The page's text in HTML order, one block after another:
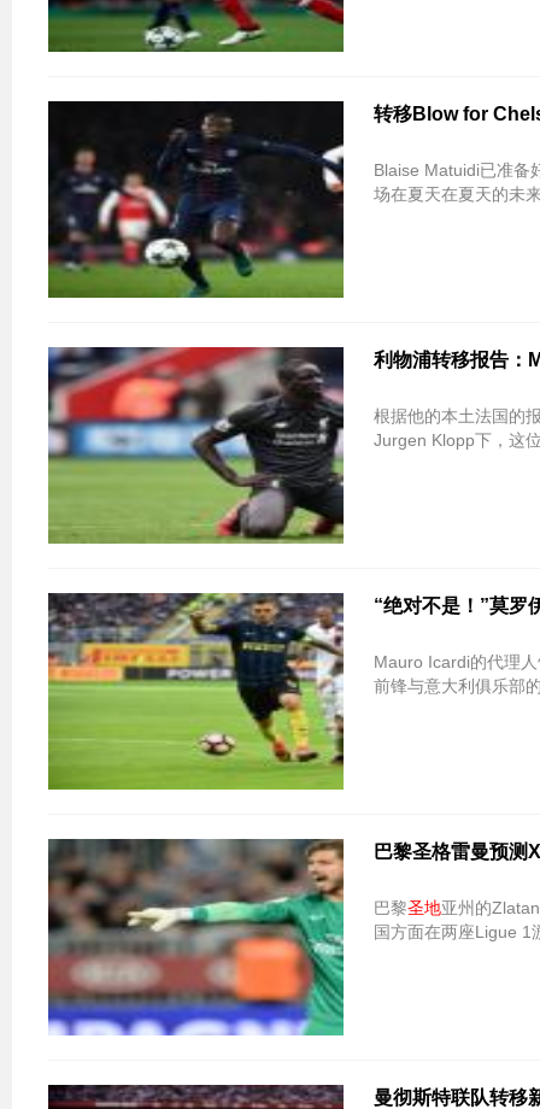
转移Blow for
Blaise Matuidi已准备
场在夏天在夏天的未
利物浦转移报告：
根据他的本土法国的
Jurgen Klopp下，这
“绝对不是！”莫罗
Mauro Icardi的代理
前锋与意大利俱乐部
巴黎圣格雷曼预测
巴黎圣地亚州的
国方面在两座Ligue 1
曼彻斯特联队转移